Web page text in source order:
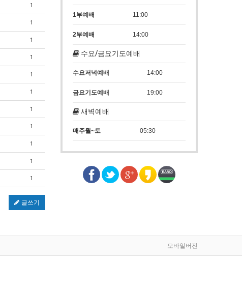
1
1
1
1
1
1
1
1
1
1
1
글쓰기
1부예배 11:00
2부예배 14:00
수요/금요기도예배
수요저녁예배 14:00
금요기도예배 19:00
새벽예배
매주월~토 05:30
모바일버전